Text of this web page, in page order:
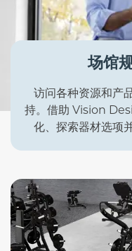
场馆
访问各种资源和产
持。借助 Vision
化、探索器材选项